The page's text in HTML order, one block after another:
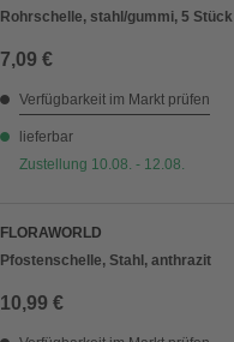
Rohrschelle, stahl/gummi, 5 Stück
7,09 €
Verfügbarkeit im Markt prüfen
lieferbar
Zustellung 10.08. - 12.08.
FLORAWORLD
Pfostenschelle, Stahl, anthrazit
10,99 €